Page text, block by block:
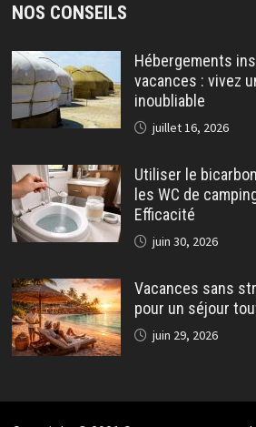
NOS CONSEILS
Hébergements
vacances : vivez
inoubliable
juillet 16, 2026
Utiliser le
les WC de
Efficacité
juin 30, 2026
Vacances sans
pour un séjour
juin 29, 2026